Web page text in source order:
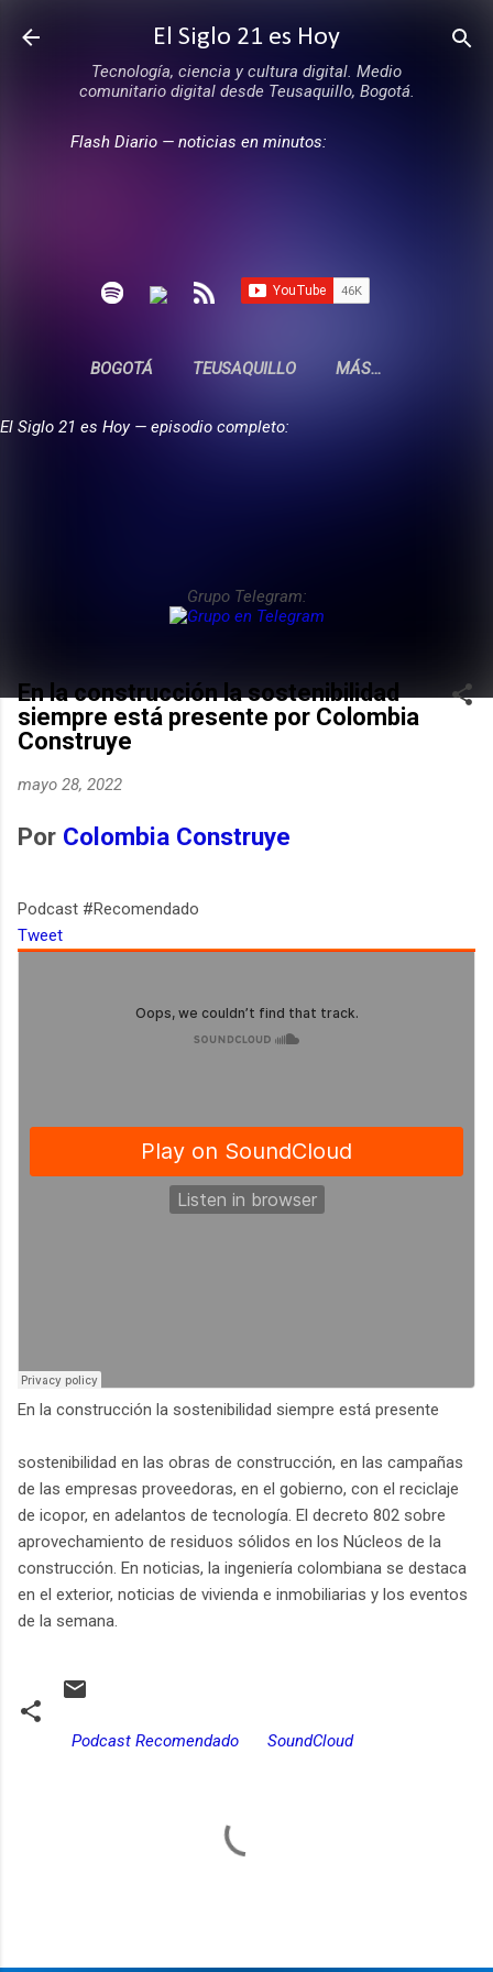
Ir al contenido principal
El Siglo 21 es Hoy
Tecnología, ciencia y cultura digital. Medio
comunitario digital desde Teusaquillo, Bogotá.
Flash Diario — noticias en minutos:
BOGOTÁ TEUSAQUILLO MÁS…
El Siglo 21 es Hoy — episodio completo:
Grupo Telegram:
En la construcción la sostenibilidad
siempre está presente por Colombia
Construye
mayo 28, 2022
Por Colombia Construye
Podcast #Recomendado
Tweet
En la construcción la sostenibilidad siempre está presente
sostenibilidad en las obras de construcción, en las campañas
de las empresas proveedoras, en el gobierno, con el reciclaje
de icopor, en adelantos de tecnología. El decreto 802 sobre
aprovechamiento de residuos sólidos en los Núcleos de la
construcción. En noticias, la ingeniería colombiana se destaca
en el exterior, noticias de vivienda e inmobiliarias y los eventos
de la semana.
Podcast Recomendado SoundCloud